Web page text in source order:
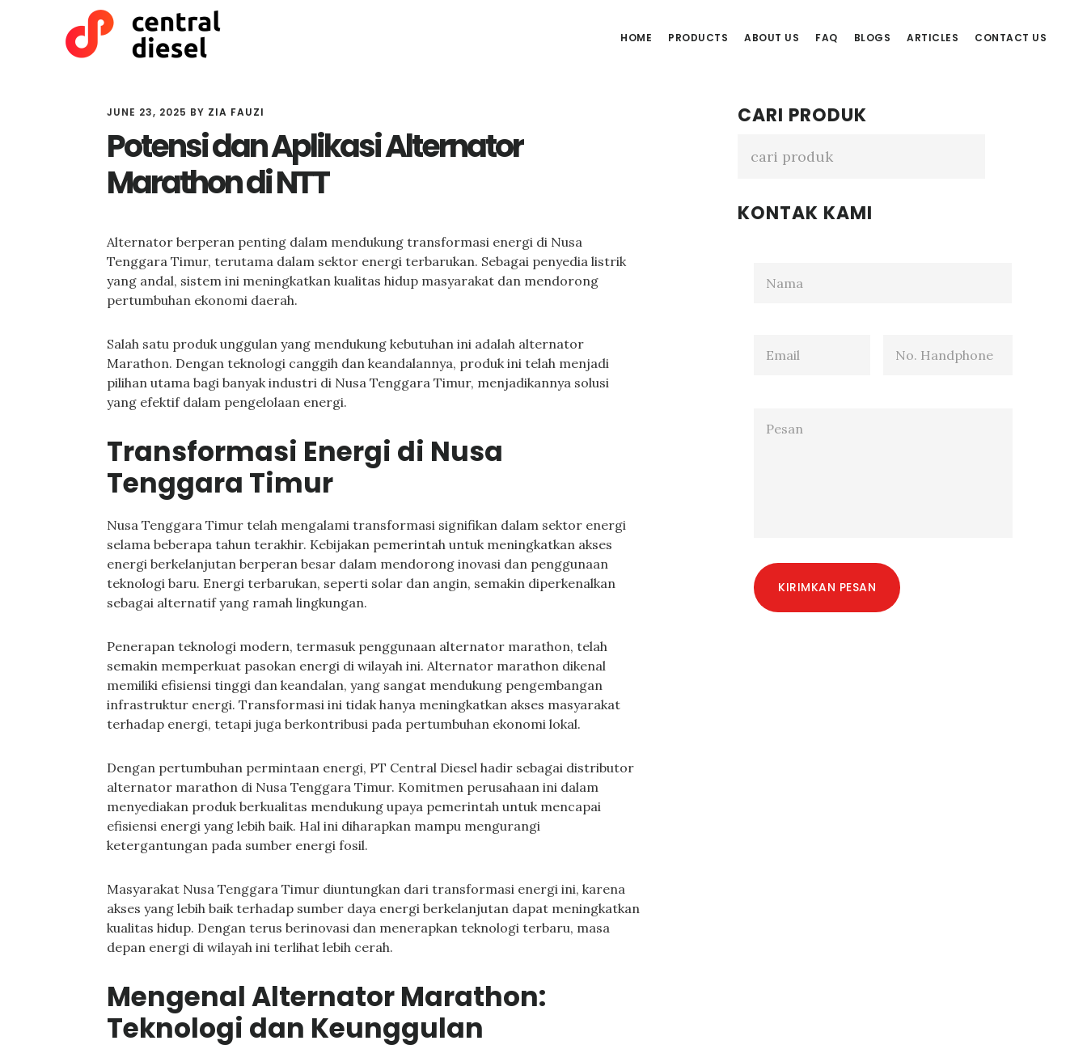
HOME PRODUCTS ABOUT US FAQ BLOGS ARTICLES CONTACT US
JUNE 23, 2025 BY ZIA FAUZI
Potensi dan Aplikasi Alternator
Marathon di NTT
Alternator berperan penting dalam mendukung transformasi energi di Nusa
Tenggara Timur, terutama dalam sektor energi terbarukan. Sebagai penyedia listrik
yang andal, sistem ini meningkatkan kualitas hidup masyarakat dan mendorong
pertumbuhan ekonomi daerah.
Salah satu produk unggulan yang mendukung kebutuhan ini adalah alternator
Marathon. Dengan teknologi canggih dan keandalannya, produk ini telah menjadi
pilihan utama bagi banyak industri di Nusa Tenggara Timur, menjadikannya solusi
yang efektif dalam pengelolaan energi.
Transformasi Energi di Nusa
Tenggara Timur
Nusa Tenggara Timur telah mengalami transformasi signifikan dalam sektor energi
selama beberapa tahun terakhir. Kebijakan pemerintah untuk meningkatkan akses
energi berkelanjutan berperan besar dalam mendorong inovasi dan penggunaan
teknologi baru. Energi terbarukan, seperti solar dan angin, semakin diperkenalkan
sebagai alternatif yang ramah lingkungan.
Penerapan teknologi modern, termasuk penggunaan alternator marathon, telah
semakin memperkuat pasokan energi di wilayah ini. Alternator marathon dikenal
memiliki efisiensi tinggi dan keandalan, yang sangat mendukung pengembangan
infrastruktur energi. Transformasi ini tidak hanya meningkatkan akses masyarakat
terhadap energi, tetapi juga berkontribusi pada pertumbuhan ekonomi lokal.
Dengan pertumbuhan permintaan energi, PT Central Diesel hadir sebagai distributor
alternator marathon di Nusa Tenggara Timur. Komitmen perusahaan ini dalam
menyediakan produk berkualitas mendukung upaya pemerintah untuk mencapai
efisiensi energi yang lebih baik. Hal ini diharapkan mampu mengurangi
ketergantungan pada sumber energi fosil.
Masyarakat Nusa Tenggara Timur diuntungkan dari transformasi energi ini, karena
akses yang lebih baik terhadap sumber daya energi berkelanjutan dapat meningkatkan
kualitas hidup. Dengan terus berinovasi dan menerapkan teknologi terbaru, masa
depan energi di wilayah ini terlihat lebih cerah.
Mengenal Alternator Marathon:
Teknologi dan Keunggulan
Primary
Sidebar
CARI PRODUK
KONTAK KAMI
KIRIMKAN PESAN